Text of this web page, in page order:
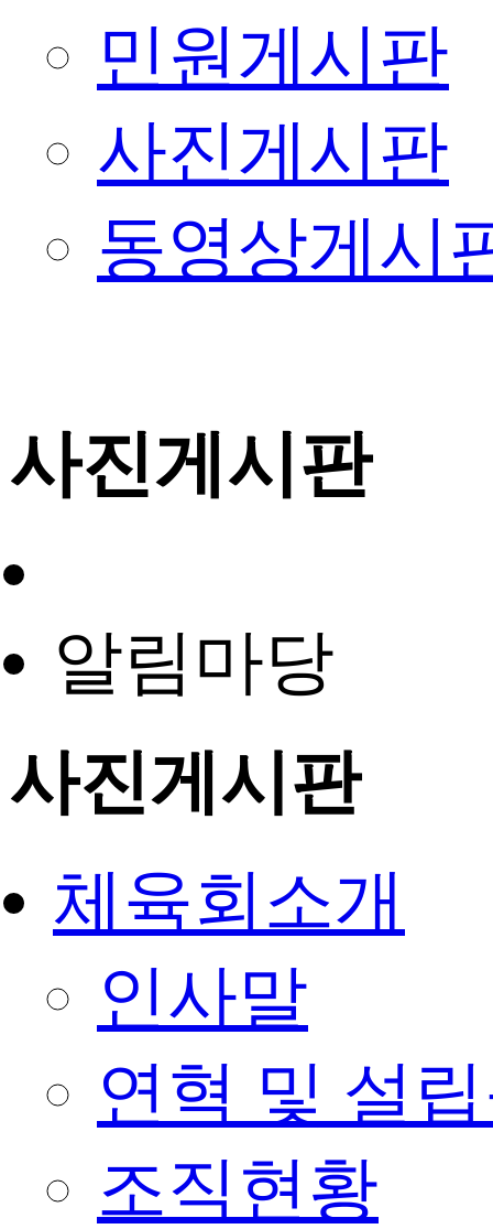
민원게시판
사진게시판
동영상게시
사진게시판
알림마당
사진게시판
체육회소개
인사말
연혁 및 설
조직현황